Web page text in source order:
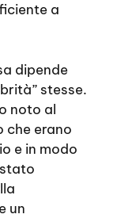
a
dipende
stesse.
noto al
che erano
e in modo
un